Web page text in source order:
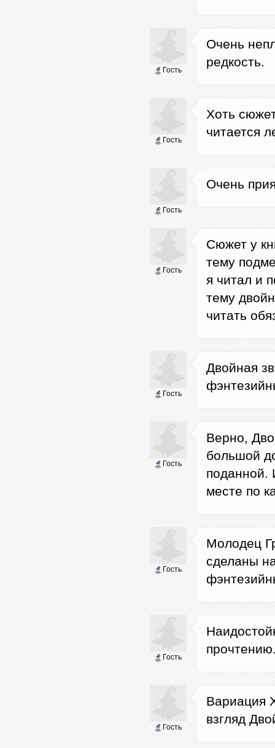
Гость
Очень
редкость.
Гость
Хоть
читается
Гость
Очень
Гость
Сюжет у
тему
я читал и
тему
читать
Гость
Двойная
Гость
Верно,
большой
поданной.
месте по
Гость
Молодец
сделаны
Гость
Гость
Вариация
взгляд